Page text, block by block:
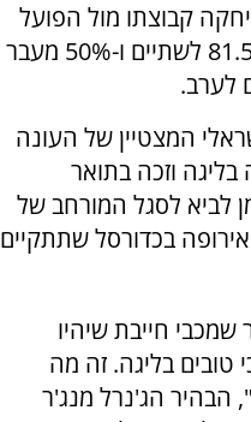
קבוצתו מול הפועל
ת"א, סיפק לביא 17.8 נק' ב-81.5% לשתיים ו-50% מעבר
המצטיין של העונה
וזכה בתואר
לביא לסגל המורחב של
בכדורסל שתתקיים
שמכבי חייבת שיהיו
בליגה. זה מה
הבהיר הג'נרל מנג'ר